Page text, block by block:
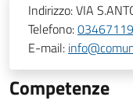
Indirizzo:VIA
Telefono:
E-mail:
Competenze